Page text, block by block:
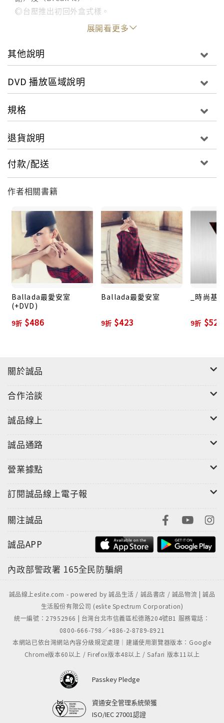
◎台壓推出初回外盒式樣。
展開看更多
其他說明
DVD 播放區域說明
規格
退貨說明
付款/配送
作者相關書籍
Ballada最愛安室
(+DVD)
9折 $486
Ballada最愛安室
9折 $423
_時尚基
9折 $522
關於誠品
合作洽談
誠品線上
誠品通路
營業據點
訂閱誠品線上電子報
關注誠品
誠品APP
內政部警政署 165全民防騙網
誠品線上eslite.com - powered by 誠品生活 / 誠品書店 / 誠品物流 | 誠品
生活股份有限公司 (eslite Spectrum Corporation)
統一編號：27952966 | 台灣台北市信義區松德路204號B1 服務電話：
0800-666-798／+886-2-8789-8921
本網站已依台灣網站內容分級規定處理｜建議使用瀏覽器版本：Google
Chrome版本60以上 / Firefox版本48以上 / Safari 版本11以上
Passkey Pledge
資通安全管理系統榮獲
ISO/IEC 27001認證